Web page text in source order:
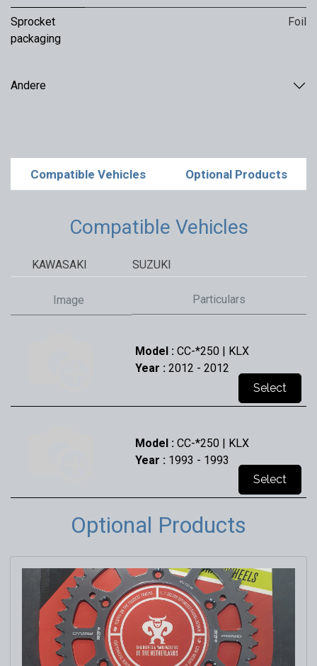
Sprocket
packaging
Foil
Andere
Compatible Vehicles Optional Products
Compatible Vehicles
KAWASAKI SUZUKI
Image Particulars
Model : CC-*250 | KLX
Year : 2012 - 2012
Select
Model : CC-*250 | KLX
Year : 1993 - 1993
Select
Model : CC-*250 | KLX | R
Select
Model :
CC-*250 | KLX | R
Year :1995 - 1995
Select
Optional Products